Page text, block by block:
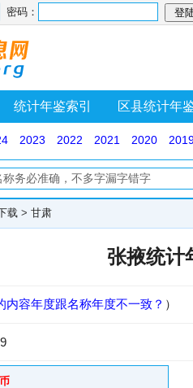
密码：
统计年鉴索引 区县统计年
2023 2022 2021 2020
载 > 甘肃
张掖统计
内容年度跟名称年度不一致？ ）